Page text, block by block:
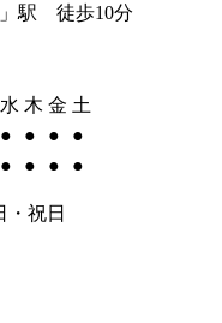
駅 徒歩10分
水 木 金 土
● ● ●
●
● ● ● ●
・祝日